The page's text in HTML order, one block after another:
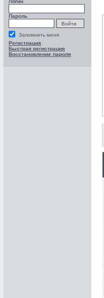
Логин
Пароль
Запомнить меня
Регистрация
Быстрая регистрация
Восстановление пароля